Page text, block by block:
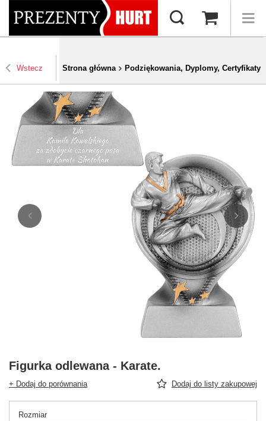
Wstecz Strona główna Podziękowania, Dyplomy, Certyfikaty
Figurka odlewana - Karate.
+ Dodaj do porównania Dodaj do listy zakupowej
Rozmiar